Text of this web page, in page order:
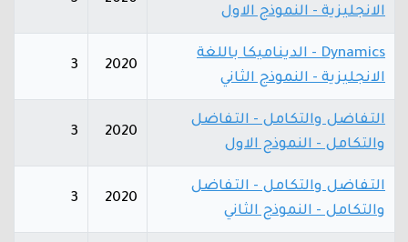
الانجليزية - النموذج الاول
Dynamics - الديناميكا باللغة
الانجليزية - النموذج الثاني
2020
3
التفاضل والتكامل - التفاضل
والتكامل - النموذج الاول
2020
3
التفاضل والتكامل - التفاضل
والتكامل - النموذج الثاني
2020
3